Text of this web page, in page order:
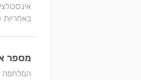
באחריות
מספר
המלחמה